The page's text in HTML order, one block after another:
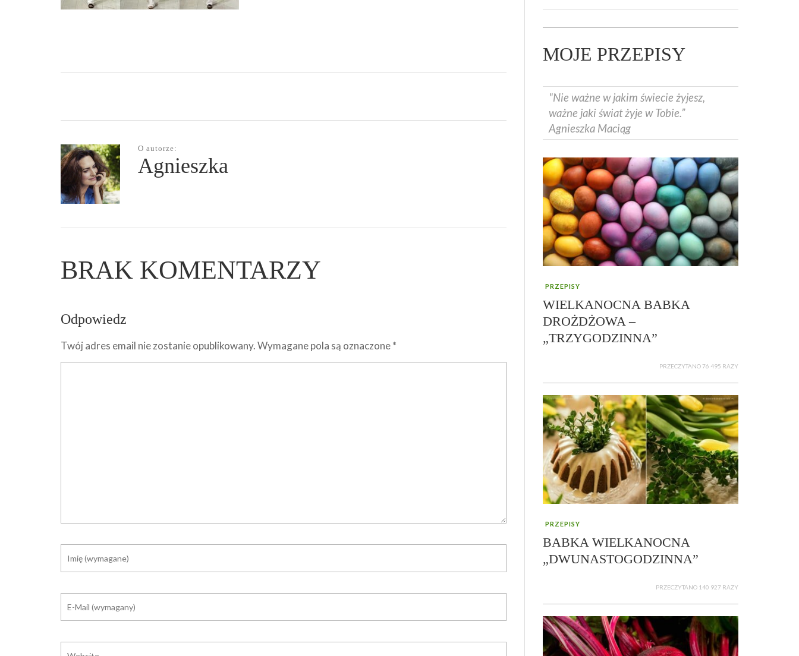
O autorze:
Agnieszka
BRAK KOMENTARZY
Odpowiedz
Twój adres email nie zostanie opublikowany.Wymagane pola są oznaczone*
MOJE PRZEPISY
"Nie ważne w jakim świecie żyjesz,
ważne jaki świat żyje w Tobie.”
Agnieszka Maciąg
PRZEPISY
WIELKANOCNA BABKA
DROŻDŻOWA –
„TRZYGODZINNA”
PRZECZYTANO 76 495 RAZY
PRZEPISY
BABKA WIELKANOCNA
„DWUNASTOGODZINNA”
PRZECZYTANO 140 927 RAZY